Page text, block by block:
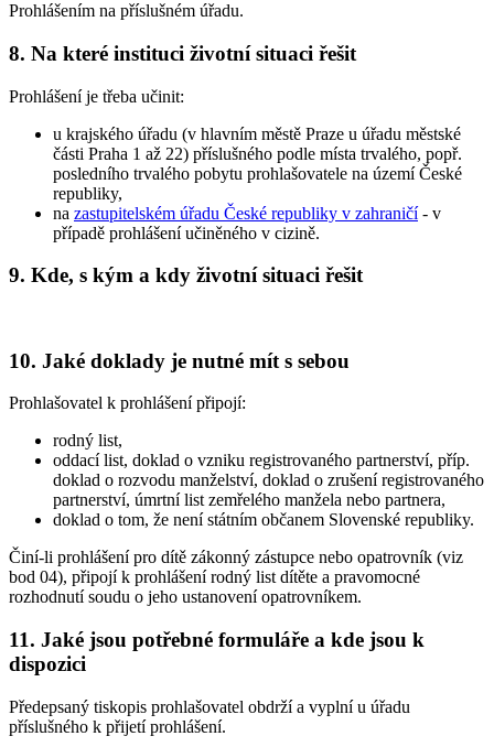
Prohlášením na příslušném úřadu.
8. Na které instituci životní situaci řešit
Prohlášení je třeba učinit:
u krajského úřadu (v hlavním městě Praze u úřadu městské
části Praha 1 až 22) příslušného podle místa trvalého, popř.
posledního trvalého pobytu prohlašovatele na území České
republiky,
na zastupitelském úřadu České republiky v zahraničí- v
případě prohlášení učiněného v cizině.
9. Kde, s kým a kdy životní situaci řešit
10. Jaké doklady je nutné mít s sebou
Prohlašovatel k prohlášení připojí:
rodný list,
oddací list, doklad o vzniku registrovaného partnerství, příp.
doklad o rozvodu manželství, doklad o zrušení registrovaného
partnerství, úmrtní list zemřelého manžela nebo partnera,
doklad o tom, že není státním občanem Slovenské republiky.
Činí-li prohlášení pro dítě zákonný zástupce nebo opatrovník (viz
bod 04), připojí k prohlášení rodný list dítěte a pravomocné
rozhodnutí soudu o jeho ustanovení opatrovníkem.
11. Jaké jsou potřebné formuláře a kde jsou k
dispozici
Předepsaný tiskopis prohlašovatel obdrží a vyplní u úřadu
příslušného k přijetí prohlášení.